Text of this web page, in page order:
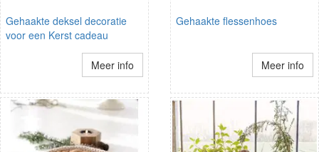
Gehaakte deksel decoratie
voor een Kerst cadeau
Meer info
Gehaakte flessenhoes
Meer info